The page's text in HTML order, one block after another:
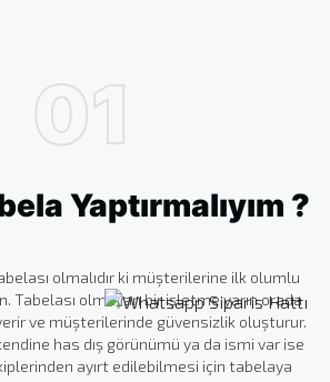
01
Yaptırmalıyım ?
olmalıdır ki müşterilerine ilk olumlu
Tabelası olmayan bir işletme yarın orada
ve müşterilerinde güvensizlik oluşturur.
has dış görünümü ya da ismi var ise
ayırt edilebilmesi için tabelaya